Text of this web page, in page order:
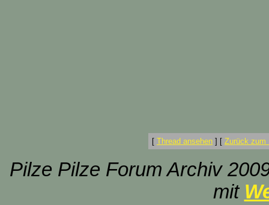
[ Thread ansehen ] [ Zurück zum
Pilze Pilze Forum Archiv
mit